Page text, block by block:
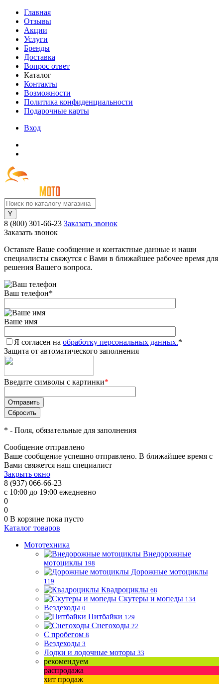
Главная
Отзывы
Акции
Услуги
Бренды
Доставка
Вопрос ответ
Каталог
Контакты
Возможности
Политика конфиденциальности
Подарочные карты
Вход
8 (800) 301-66-23 Заказать звонок
Заказать звонок
Оставьте Ваше сообщение и контактные данные и наши
специалисты свяжутся с Вами в ближайшее рабочее время для
решения Вашего вопроса.
Ваш телефон*
Ваше имя
Я согласен на обработку персональных данных.*
Защита от автоматического заполнения
Введите символы с картинки*
* - Поля, обязательные для заполнения
Сообщение отправлено
Ваше сообщение успешно отправлено. В ближайшее время с
Вами свяжется наш специалист
Закрыть окно
8 (937) 066-66-23
с 10:00 до 19:00 ежедневно
0
0
0 В корзине пока пусто
Каталог товаров
Мототехника
Внедорожные
мотоциклы 198
Дорожные мотоциклы
119
Квадроциклы 68
Скутеры и мопеды 134
Вездеходы 0
Питбайки 129
Снегоходы 22
С пробегом 8
Вездеходы 3
Лодки и лодочные моторы 33
рекомендуем
распродажа
хит продаж